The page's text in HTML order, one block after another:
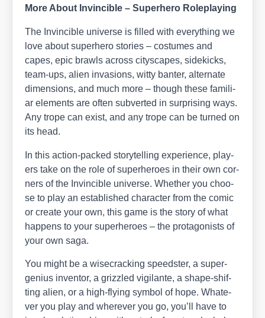
More About Invin­ci­b­le – Super­he­ro Role­play­ing
The Invin­ci­b­le uni­ver­se is fil­led with ever­y­thing we
love about super­he­ro sto­ries – cos­tu­mes and
capes, epic brawls across city­scapes, side­kicks,
team-ups, ali­en inva­si­ons, wit­ty ban­ter, alter­na­te
dimen­si­ons, and much more – though the­se fami­li­
ar ele­ments are often sub­ver­ted in sur­pri­sing ways.
Any tro­pe can exist, and any tro­pe can be tur­ned on
its head.
In this action-packed sto­rytel­ling expe­ri­ence, play­
ers take on the role of super­he­roes in their own cor­
ners of the Invin­ci­b­le uni­ver­se. Whe­ther you choo­
se to play an estab­lished cha­rac­ter from the comic
or crea­te your own, this game is the sto­ry of what
hap­pens to your super­he­roes – the prot­ago­nists of
your own saga.
You might be a wise­crack­ing speeds­ter, a super-
geni­us inven­tor, a grizz­led vigi­lan­te, a shape-shif­
ting ali­en, or a high-fly­ing sym­bol of hope. Wha­te­
ver you play and whe­re­ver you go, you’ll have to